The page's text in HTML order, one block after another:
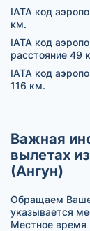
IATA код
км.
IATA код
расстояние 49
IATA код
116 км.
Важная
вылетах
(Ангун)
Обращаем Ваше
указывается
Местное время